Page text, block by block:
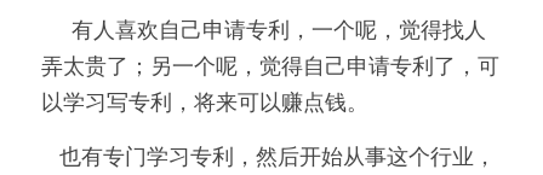
弄太贵了；另一个呢，觉得自己申请专利了，可
以学习写专利，将来可以赚点钱。